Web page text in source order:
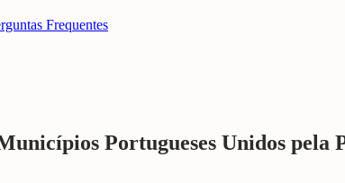
Frequentes
Portugueses Unidos pela